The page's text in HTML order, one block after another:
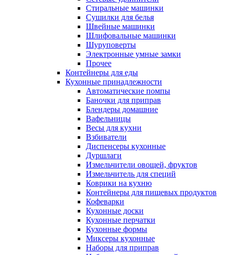
Стиральные машинки
Сушилки для белья
Швейные машинки
Шлифовальные машинки
Шуруповерты
Электронные умные замки
Прочее
Контейнеры для еды
Кухонные принадлежности
Автоматические помпы
Баночки для приправ
Блендеры домашние
Вафельницы
Весы для кухни
Взбиватели
Диспенсеры кухонные
Дуршлаги
Измельчители овощей, фруктов
Измельчитель для специй
Коврики на кухню
Контейнеры для пищевых продуктов
Кофеварки
Кухонные доски
Кухонные перчатки
Кухонные формы
Миксеры кухонные
Наборы для приправ